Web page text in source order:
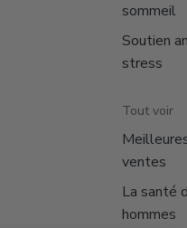
sommeil
Soutien
stress
Tout voir
ventes
La santé
hommes